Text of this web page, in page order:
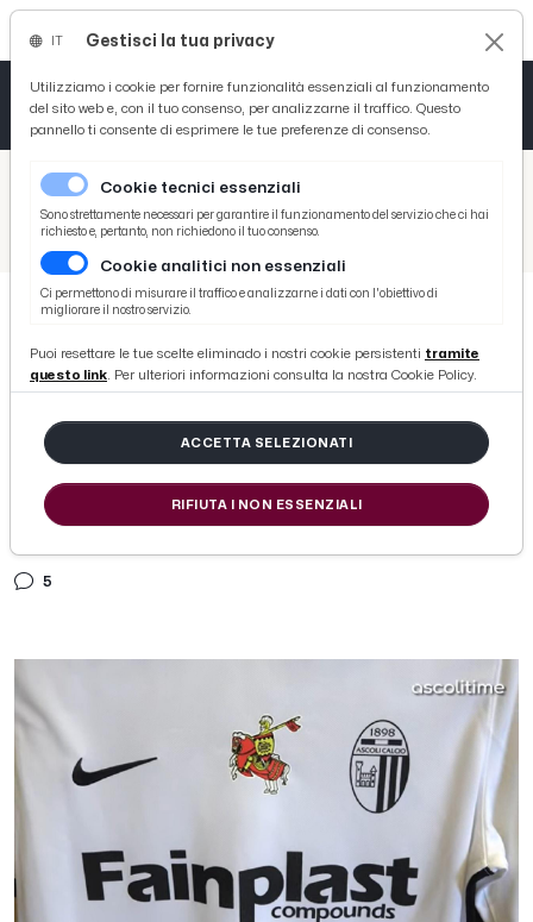
/ Picenotime
/ Ascoli Time
Ascoli Calcio, ai tifosi che saranno a Venezia in omaggio la maglia speciale con il logo della Quintana
Ascoli Calcio, ai tifosi che saranno
a Venezia in omaggio la maglia
speciale con il logo della Quintana
di Redazione Picenotime
5
Gestisci la tua privacy
Utilizziamo i cookie per fornire funzionalità essenziali al funzionamento
del sito web e, con il tuo consenso, per analizzarne il traffico. Questo
pannello ti consente di esprimere le tue preferenze di consenso.
Cookie tecnici essenziali
Sono strettamente necessari per garantire il funzionamento del servizio che ci hai
richiesto e, pertanto, non richiedono il tuo consenso.
Cookie analitici non essenziali
Ci permettono di misurare il traffico e analizzarne i dati con l'obiettivo di
migliorare il nostro servizio.
Puoi resettare le tue scelte eliminado i nostri cookie persistenti tramite
questo link. Per ulteriori informazioni consulta la nostra Cookie Policy.
ACCETTA SELEZIONATI
RIFIUTA I NON ESSENZIALI
Tutto News
Tutto Sport
Basket
Ciclismo
Tutto Curiosità